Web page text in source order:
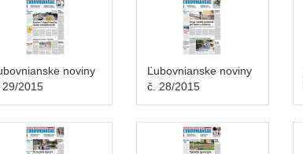
noviny
29/2015
Ľubovnianske noviny
č. 28/2015